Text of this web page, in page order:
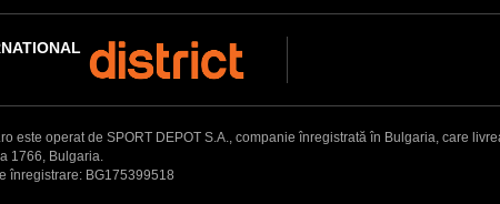
este operat de SPORT DEPOT S.A., companie înregistrată în Bulgaria, care
1766, Bulgaria.
înregistrare: BG175399518